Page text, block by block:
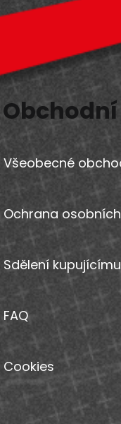
Všeobecné
Ochrana
Sdělení kupujícímu
FAQ
Cookies